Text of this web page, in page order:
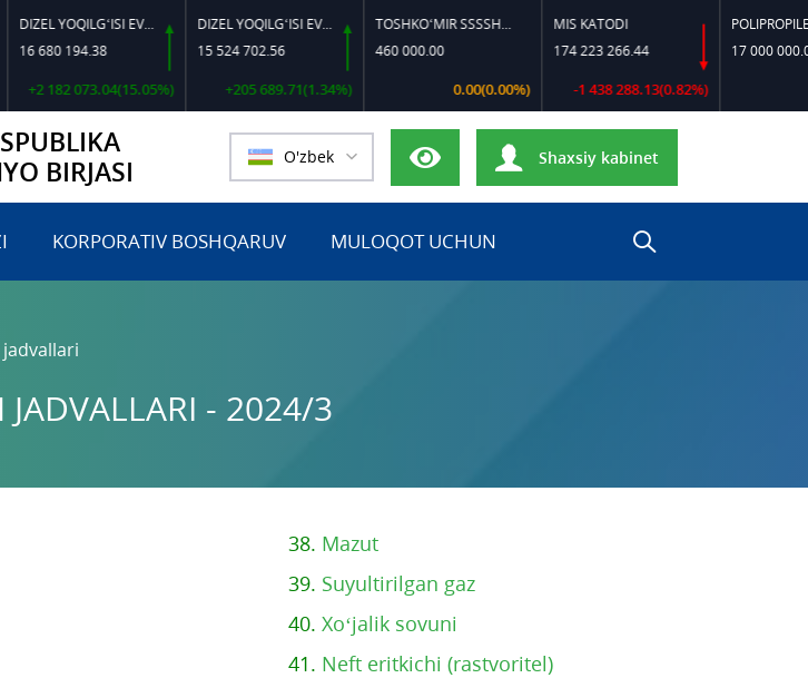
DIZEL YOQILG‘ISI EVRO L-K-4
194.38
073.04(15.05%)
DIZEL YOQILG‘ISI EVRO-L II K-4 SSDF
15 524 702.56
+205 689.71(1.34%)
TOSHKO‘MIR SSSSH-13
460 000.00
0.00(0.00%)
MIS KATODI
174 223 266.44
-1 438 288.13(0.82%)
POLIPROPILEN B-
17 000 000.00
BIRJASI
O'zbek Shaxsiy kabinet
KORPORATIV BOSHQARUV MULOQOT UCHUN
JADVALLARI - 2024/3
38. Mazut
39. Suyultirilgan gaz
40. Xo‘jalik sovuni
41. Neft eritkichi (rastvoritel)